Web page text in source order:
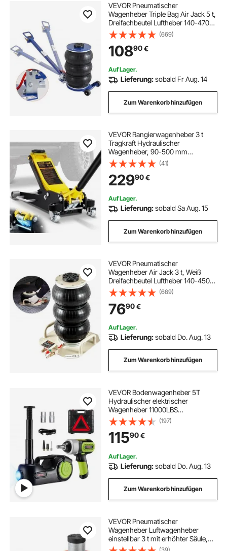
VEVOR Pneumatischer
Wagenheber Triple Bag Air Jack 5 t,
Dreifachbeutel Luftheber 140-470
mm Hubhöhe Sack
Luftwagenheber, 5 Minuten Hub
Luftheber Wagenheberheber
Wagenheber Einstellbar Rot
(669)
10890€
Auf Lager.
Lieferung:sobald Fr Aug. 14
Zum Warenkorb hinzufügen
VEVOR Rangierwagenheber 3 t
Tragkraft Hydraulischer
Wagenheber, 90-500 mm
Autoheber aus Aluminium & Stahl,
Heber Ständer 99 mm
Durchmesser, Scherenwagenheber
für SUVs Geländewagen Werkstatt
(41)
22990€
Auf Lager.
Lieferung:sobald Sa Aug. 15
Zum Warenkorb hinzufügen
VEVOR Pneumatischer
Wagenheber Air Jack 3 t, Weiß
Dreifachbeutel Luftheber 140-450
mm Hubhöhe Sack
Luftwagenheber, 5 Minuten Hub
Luftheber Wagenheberheber
Wagenheber für SUV, Lkw, Bus usw.
(669)
7690€
Auf Lager.
Lieferung:sobald Do. Aug. 13
Zum Warenkorb hinzufügen
VEVOR Bodenwagenheber 5T
Hydraulischer elektrischer
Wagenheber 11000LBS
Tragfähigkeit, Dc 12 V
automatischer Wagenheber,155-
420 mm Hydraulik
(197)
11590€
Auf Lager.
Lieferung:sobald Do. Aug. 13
Zum Warenkorb hinzufügen
VEVOR Pneumatischer
Wagenheber Luftwagenheber
einstellbar 3 t mit erhöhter Säule,
leicht anzuhebender und